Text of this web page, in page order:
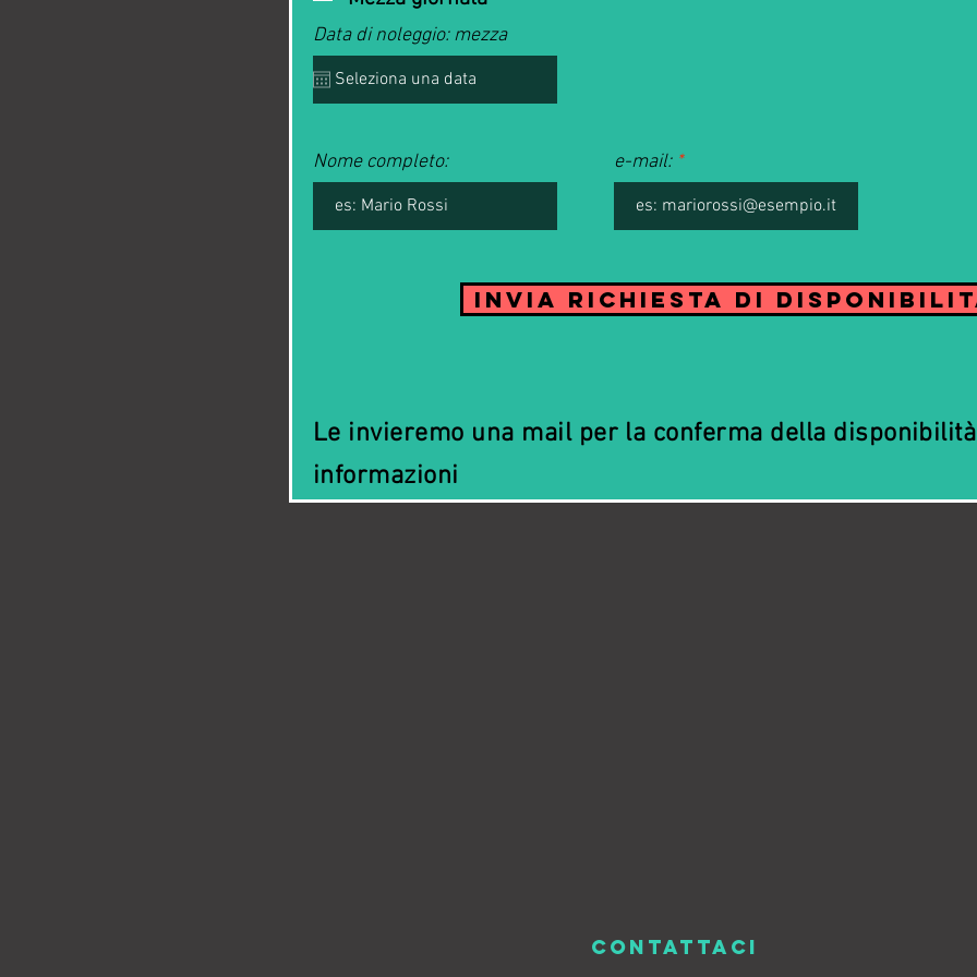
Data di noleggio: mezza
Nome completo: e-mail:
Invia richiesta di
Le invieremo una mail per la conferma della
informazioni
CONTATTACI